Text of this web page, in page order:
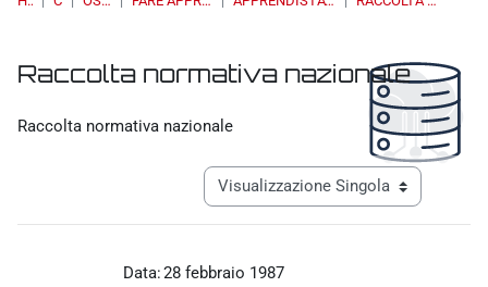
Raccolta normativa nazionale
Raccolta normativa nazionale
Navigazione terziaria modalità
Data:28 febbraio 1987